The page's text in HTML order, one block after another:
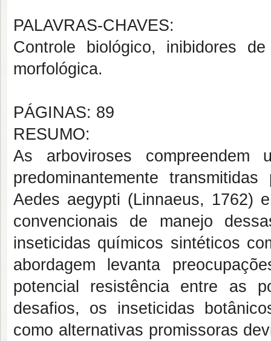
PALAVRAS-CHAVES:
Controle biológico, inibidores
morfológica.
PÁGINAS: 89
RESUMO:
As arboviroses
predominantemente
Aedes aegypti (Linnaeus, 1762)
convencionais de manejo
inseticidas químicos sintéticos
abordagem levanta
potencial resistência entre as
desafios, os inseticidas
como alternativas promissoras